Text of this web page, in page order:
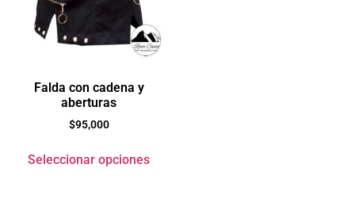
Falda con cadena y
aberturas
$95,000
Seleccionar opciones